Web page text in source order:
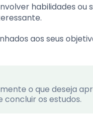
habilidades
aos seus
o que deseja
concluir os estudos.